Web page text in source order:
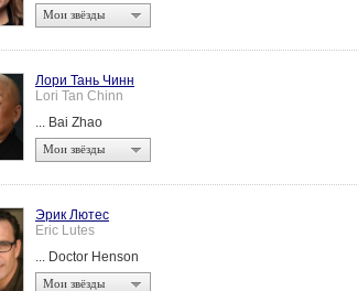
Мои звёзды
Лори Тань Чинн
Lori Tan Chinn
... Bai Zhao
Мои звёзды
Эрик Лютес
Eric Lutes
... Doctor Henson
Мои звёзды